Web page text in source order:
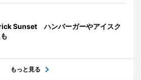
Sunset ハンバーガーやアイスク
もっと見る